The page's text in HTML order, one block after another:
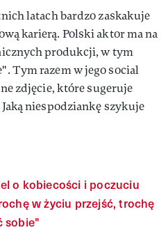
latach bardzo zaskakuje
karierą. Polski aktor ma na
produkcji, w tym
Tym razem w jego social
zdjęcie, które sugeruje
niespodziankę szykuje
o kobiecości i poczuciu
w życiu przejść, trochę
sobie"